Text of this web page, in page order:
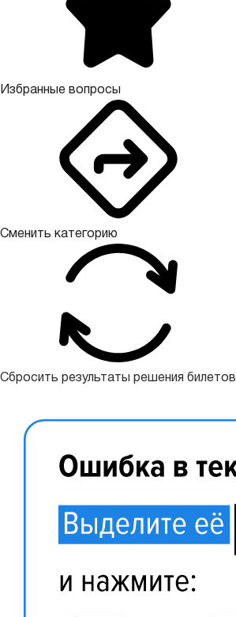
Избранные вопросы
Сменить категорию
Сбросить результаты решения билетов